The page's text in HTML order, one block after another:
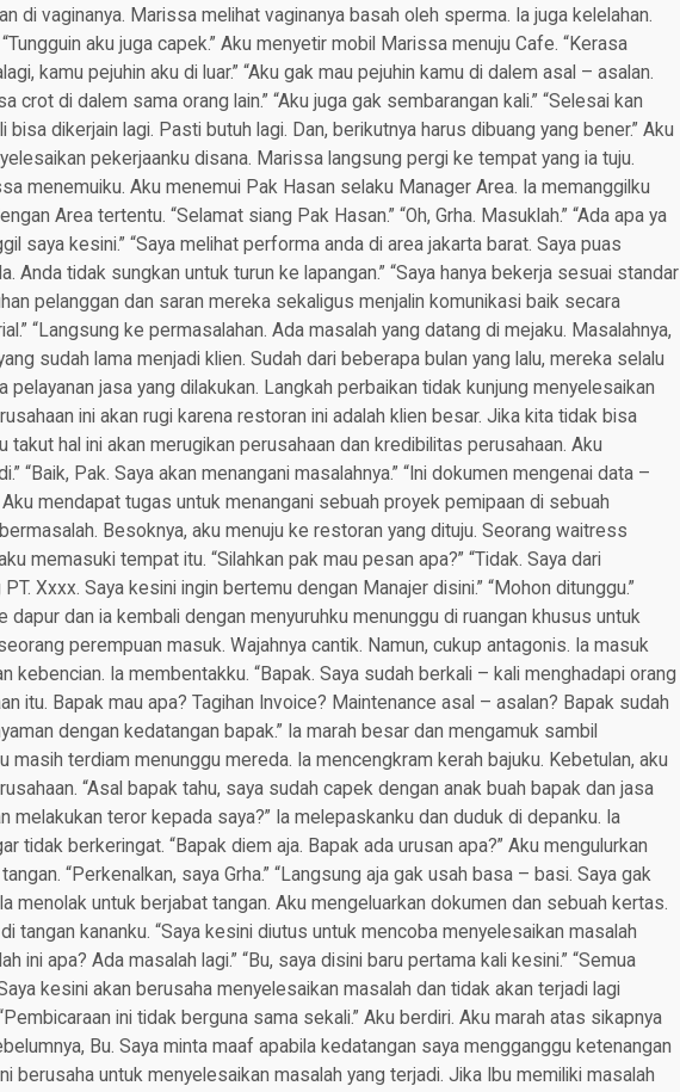
di vaginanya. Marissa melihat vaginanya basah oleh sperma. Ia juga kelelahan.
“Tungguin aku juga capek.” Aku menyetir mobil Marissa menuju Cafe. “Kerasa
kamu pejuhin aku di luar.” “Aku gak mau pejuhin kamu di dalem asal – asalan.
crot di dalem sama orang lain.” “Aku juga gak sembarangan kali.” “Selesai kan
bisa dikerjain lagi. Pasti butuh lagi. Dan, berikutnya harus dibuang yang bener.” Aku
pekerjaanku disana. Marissa langsung pergi ke tempat yang ia tuju.
menemuiku. Aku menemui Pak Hasan selaku Manager Area. Ia memanggilku
Area tertentu. “Selamat siang Pak Hasan.” “Oh, Grha. Masuklah.” “Ada apa ya
saya kesini.” “Saya melihat performa anda di area jakarta barat. Saya puas
Anda tidak sungkan untuk turun ke lapangan.” “Saya hanya bekerja sesuai standar
pelanggan dan saran mereka sekaligus menjalin komunikasi baik secara
“Langsung ke permasalahan. Ada masalah yang datang di mejaku. Masalahnya,
sudah lama menjadi klien. Sudah dari beberapa bulan yang lalu, mereka selalu
pelayanan jasa yang dilakukan. Langkah perbaikan tidak kunjung menyelesaikan
ini akan rugi karena restoran ini adalah klien besar. Jika kita tidak bisa
takut hal ini akan merugikan perusahaan dan kredibilitas perusahaan. Aku
“Baik, Pak. Saya akan menangani masalahnya.” “Ini dokumen mengenai data –
Aku mendapat tugas untuk menangani sebuah proyek pemipaan di sebuah
Besoknya, aku menuju ke restoran yang dituju. Seorang waitress
memasuki tempat itu. “Silahkan pak mau pesan apa?” “Tidak. Saya dari
Xxxx. Saya kesini ingin bertemu dengan Manajer disini.” “Mohon ditunggu.”
dapur dan ia kembali dengan menyuruhku menunggu di ruangan khusus untuk
perempuan masuk. Wajahnya cantik. Namun, cukup antagonis. Ia masuk
kebencian. Ia membentakku. “Bapak. Saya sudah berkali – kali menghadapi orang
itu. Bapak mau apa? Tagihan Invoice? Maintenance asal – asalan? Bapak sudah
dengan kedatangan bapak.” Ia marah besar dan mengamuk sambil
masih terdiam menunggu mereda. Ia mencengkram kerah bajuku. Kebetulan, aku
“Asal bapak tahu, saya sudah capek dengan anak buah bapak dan jasa
melakukan teror kepada saya?” Ia melepaskanku dan duduk di depanku. Ia
tidak berkeringat. “Bapak diem aja. Bapak ada urusan apa?” Aku mengulurkan
“Perkenalkan, saya Grha.” “Langsung aja gak usah basa – basi. Saya gak
menolak untuk berjabat tangan. Aku mengeluarkan dokumen dan sebuah kertas.
tangan kananku. “Saya kesini diutus untuk mencoba menyelesaikan masalah
ini apa? Ada masalah lagi.” “Bu, saya disini baru pertama kali kesini.” “Semua
kesini akan berusaha menyelesaikan masalah dan tidak akan terjadi lagi
ini tidak berguna sama sekali.” Aku berdiri. Aku marah atas sikapnya
Bu. Saya minta maaf apabila kedatangan saya mengganggu ketenangan
berusaha untuk menyelesaikan masalah yang terjadi. Jika Ibu memiliki masalah